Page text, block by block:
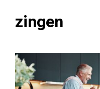
NAAR TOEN
zingen